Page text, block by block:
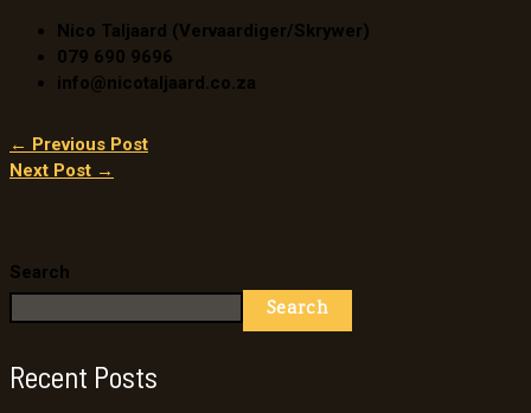
Nico Taljaard (Vervaardiger/Skrywer)
079 690 9696
info@nicotaljaard.co.za
← Previous Post
Next Post →
Search
Search
Recent Posts